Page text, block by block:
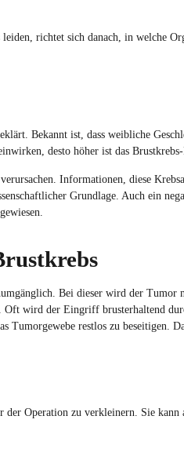
richtet sich danach, in welche
Bekannt ist, dass weibliche
desto höher ist das
Informationen, diese
Grundlage. Auch ein
Bei dieser wird der Tumor
Oft wird der Eingriff brusterhaltend
restlos zu beseitigen.
Operation zu verkleinern. Sie kann